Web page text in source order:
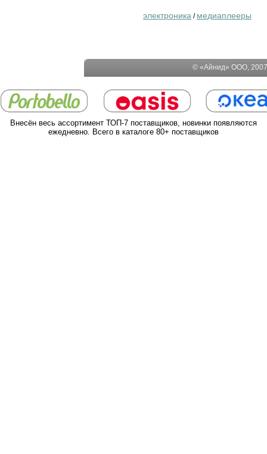
электроника / медиаплееры
© «Айнид» ООО,
Внесён весь ассортимент ТОП-7 поставщиков, новинки появляются
ежедневно. Всего в каталоге 80+ поставщиков